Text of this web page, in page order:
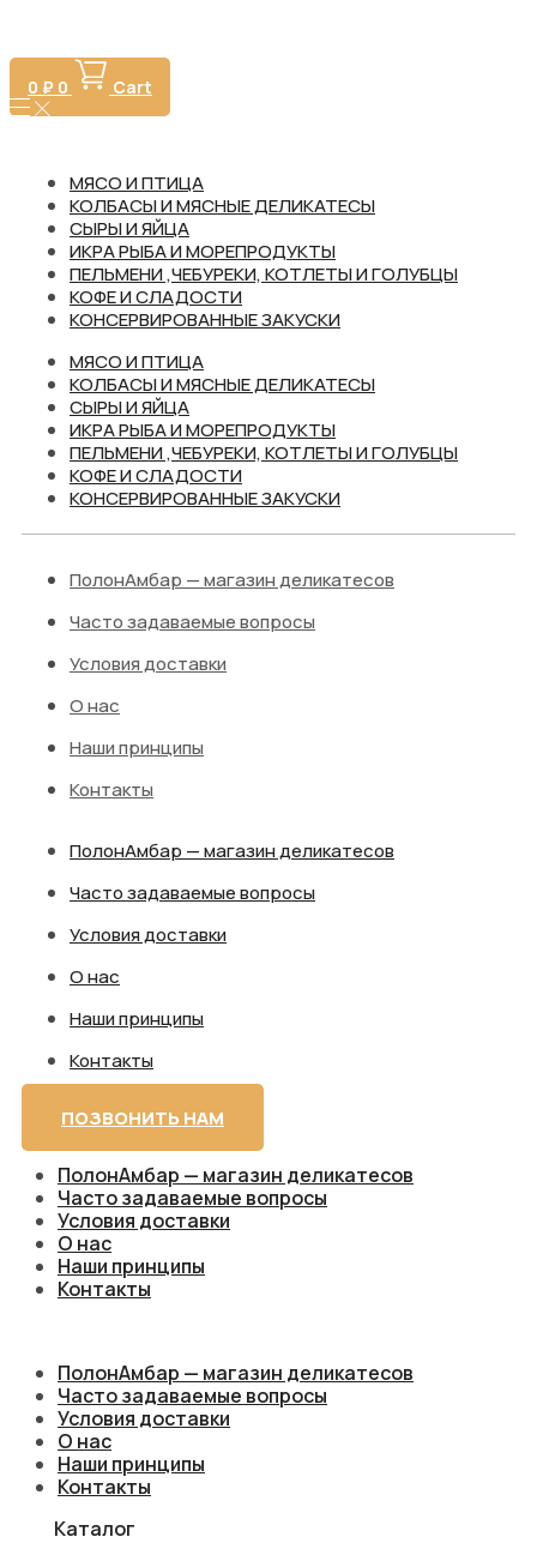
содержимому
0 ₽ 0 Cart
МЯСО И ПТИЦА
КОЛБАСЫ И МЯСНЫЕ ДЕЛИКАТЕСЫ
СЫРЫ И ЯЙЦА
ИКРА РЫБА И МОРЕПРОДУКТЫ
ПЕЛЬМЕНИ ,ЧЕБУРЕКИ, КОТЛЕТЫ И ГОЛУБЦЫ
КОФЕ И СЛАДОСТИ
КОНСЕРВИРОВАННЫЕ ЗАКУСКИ
МЯСО И ПТИЦА
КОЛБАСЫ И МЯСНЫЕ ДЕЛИКАТЕСЫ
СЫРЫ И ЯЙЦА
ИКРА РЫБА И МОРЕПРОДУКТЫ
ПЕЛЬМЕНИ ,ЧЕБУРЕКИ, КОТЛЕТЫ И ГОЛУБЦЫ
КОФЕ И СЛАДОСТИ
КОНСЕРВИРОВАННЫЕ ЗАКУСКИ
ПолонАмбар — магазин деликатесов
Часто задаваемые вопросы
Условия доставки
О нас
Наши принципы
Контакты
ПолонАмбар — магазин деликатесов
Часто задаваемые вопросы
Условия доставки
О нас
Наши принципы
Контакты
ПОЗВОНИТЬ НАМ
ПолонАмбар — магазин деликатесов
Часто задаваемые вопросы
Условия доставки
О нас
Наши принципы
Контакты
ПолонАмбар — магазин деликатесов
Часто задаваемые вопросы
Условия доставки
О нас
Наши принципы
Контакты
Каталог